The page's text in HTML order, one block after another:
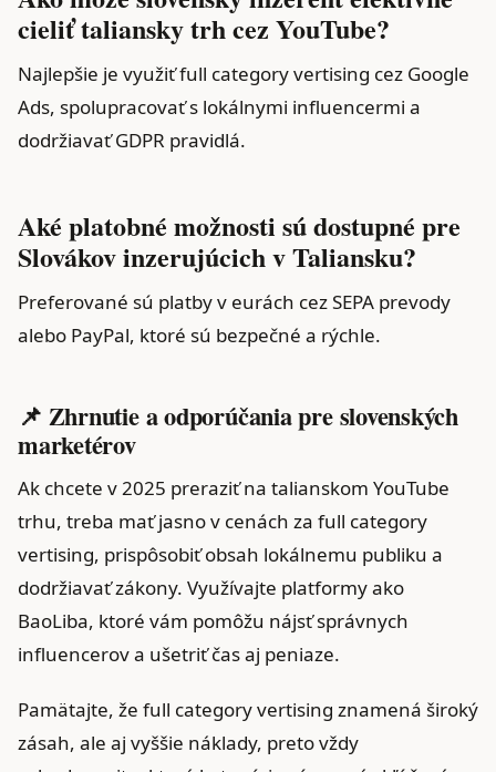
cieliť taliansky trh cez YouTube?
Najlepšie je využiť full category vertising cez Google
Ads, spolupracovať s lokálnymi influencermi a
dodržiavať GDPR pravidlá.
Aké platobné možnosti sú dostupné pre
Slovákov inzerujúcich v Taliansku?
Preferované sú platby v eurách cez SEPA prevody
alebo PayPal, ktoré sú bezpečné a rýchle.
📌 Zhrnutie a odporúčania pre slovenských
marketérov
Ak chcete v 2025 preraziť na talianskom YouTube
trhu, treba mať jasno v cenách za full category
vertising, prispôsobiť obsah lokálnemu publiku a
dodržiavať zákony. Využívajte platformy ako
BaoLiba, ktoré vám pomôžu nájsť správnych
influencerov a ušetriť čas aj peniaze.
Pamätajte, že full category vertising znamená široký
zásah, ale aj vyššie náklady, preto vždy